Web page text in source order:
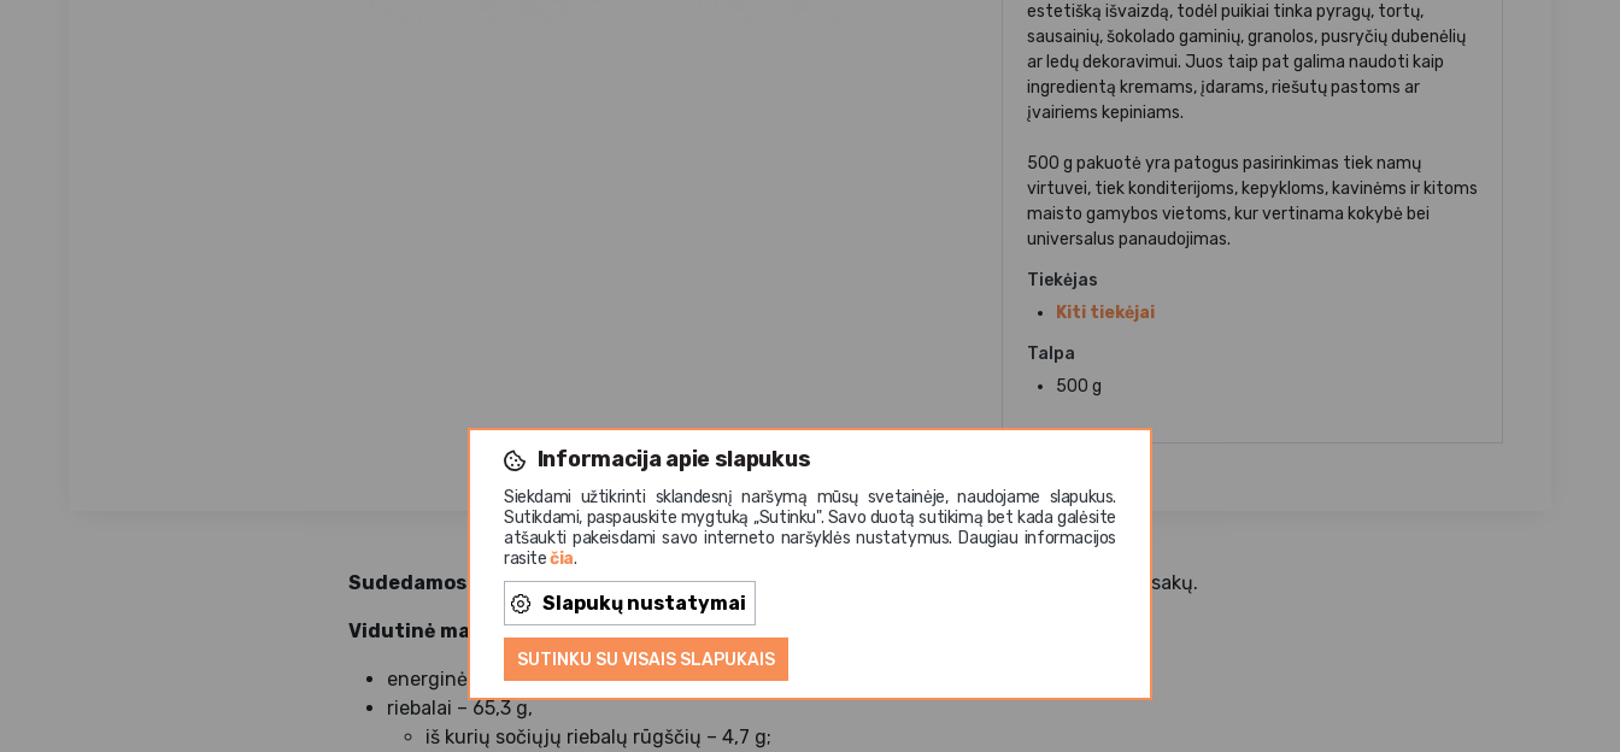
Informacija apie slapukus
Siekdami užtikrinti sklandesnį naršymą mūsų svetainėje, naudojame slapukus.
Sutikdami, paspauskite mygtuką ,,Sutinku". Savo duotą sutikimą bet kada galėsite
atšaukti pakeisdami savo interneto naršyklės nustatymus. Daugiau informacijos
rasitečia.
Slapukų nustatymai
SUTINKU SU VISAIS SLAPUKAIS
estetišką išvaizdą, todėl puikiai tinka pyragų, tortų,
sausainių, šokolado gaminių, granolos, pusryčių dubenėlių
ar ledų dekoravimui. Juos taip pat galima naudoti kaip
ingredientą kremams, įdarams, riešutų pastoms ar
įvairiems kepiniams.
500 g pakuotė yra patogus pasirinkimas tiek namų
virtuvei, tiek konditerijoms, kepykloms, kavinėms ir kitoms
maisto gamybos vietoms, kur vertinama kokybė bei
universalus panaudojimas.
Tiekėjas
Kiti tiekėjai
Talpa
500 g
Sudedamosios dalys:LAZDYNO RIEŠUTAI. Gali būti ŽEMĖS RIEŠUTŲ ir kitų RIEŠUTŲ pėdsakų.
Vidutinė maistinė vertė 100 g produkto:
energinė vertė – 3007 kJ / 728 kcal;
riebalai – 65,3 g,
iš kurių sočiųjų riebalų rūgščių – 4,7 g;